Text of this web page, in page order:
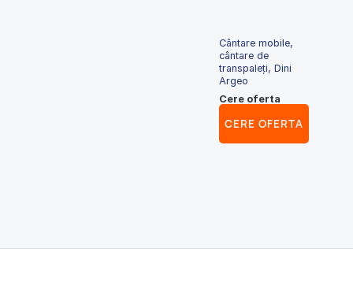
Cântare mobile,
cântare de
transpaleți, Dini
Argeo
Cere oferta
CERE OFERTA